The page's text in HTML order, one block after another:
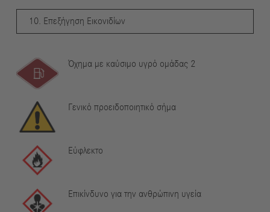
10. Επεξήγηση Εικονιδίων
Όχημα με καύσιμο υγρό ομάδας 2
Γενικό προειδοποιητικό σήμα
Εύφλεκτο
Επικίνδυνο για την ανθρώπινη υγεία